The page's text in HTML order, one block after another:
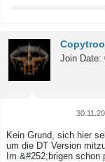
Join Date:
Kein Grund, sich hier
um die DT Version
Im &#252;brigen